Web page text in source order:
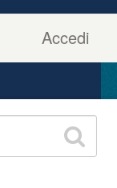
Accedi